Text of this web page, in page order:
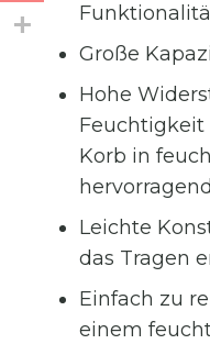
Große
Hohe
Feuchtigkeit
Korb in
Leichte
das Tragen
Einfach zu
einem